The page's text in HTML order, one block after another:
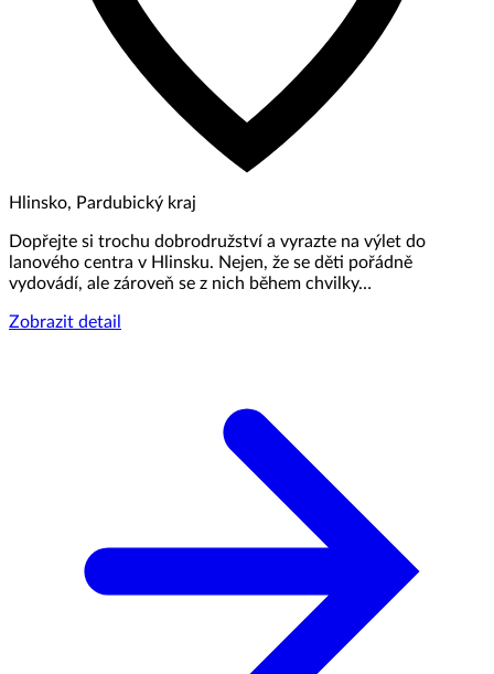
Hlinsko, Pardubický kraj
Dopřejte si trochu dobrodružství a vyrazte na výlet do
lanového centra v Hlinsku. Nejen, že se děti pořádně
vydovádí, ale zároveň se z nich během chvilky…
Zobrazit detail